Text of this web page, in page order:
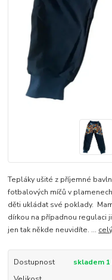
Tepláky ušité z příjemné
fotbalových míčů v
děti ukládat své poklady.
dírkou na případnou regulaci
jen tak někde neuvidíte. ...
Dostupnost
skladem 1